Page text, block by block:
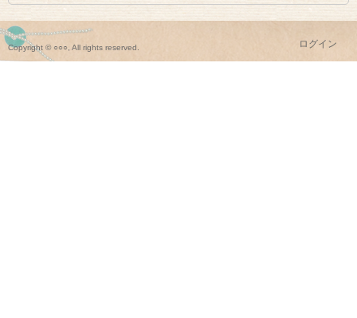
Copyright © ○○○, All rights reserved. ログイン